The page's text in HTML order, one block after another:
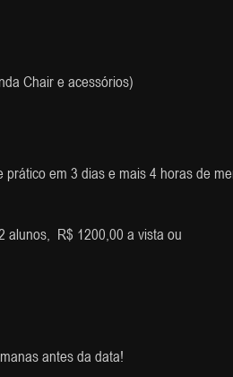
Chair e acessórios)
em 3 dias e mais 4 horas de
alunos,
R$ 1200,00 a vista ou
antes da data!